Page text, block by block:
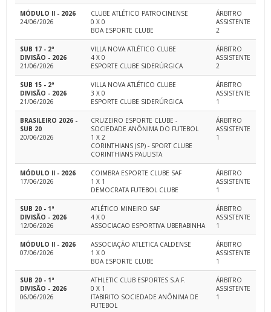
MÓDULO II - 2026
24/06/2026
CLUBE ATLÉTICO PATROCINENSE
0 X 0
BOA ESPORTE CLUBE
ÁRBITRO
ASSISTENTE
2
SUB 17 - 2ª
DIVISÃO - 2026
21/06/2026
VILLA NOVA ATLÉTICO CLUBE
4 X 0
ESPORTE CLUBE SIDERÚRGICA
ÁRBITRO
ASSISTENTE
2
SUB 15 - 2ª
DIVISÃO - 2026
21/06/2026
VILLA NOVA ATLÉTICO CLUBE
3 X 0
ESPORTE CLUBE SIDERÚRGICA
ÁRBITRO
ASSISTENTE
1
BRASILEIRO 2026 -
SUB 20
20/06/2026
CRUZEIRO ESPORTE CLUBE -
SOCIEDADE ANÔNIMA DO FUTEBOL
1 X 2
CORINTHIANS (SP) - SPORT CLUBE
CORINTHIANS PAULISTA
ÁRBITRO
ASSISTENTE
1
MÓDULO II - 2026
17/06/2026
COIMBRA ESPORTE CLUBE SAF
1 X 1
DEMOCRATA FUTEBOL CLUBE
ÁRBITRO
ASSISTENTE
1
SUB 20 - 1ª
DIVISÃO - 2026
12/06/2026
ATLÉTICO MINEIRO SAF
4 X 0
ASSOCIACAO ESPORTIVA UBERABINHA
ÁRBITRO
ASSISTENTE
1
MÓDULO II - 2026
07/06/2026
ASSOCIAÇÃO ATLETICA CALDENSE
1 X 0
BOA ESPORTE CLUBE
ÁRBITRO
ASSISTENTE
1
SUB 20 - 1ª
DIVISÃO - 2026
06/06/2026
ATHLETIC CLUB ESPORTES S.A.F.
0 X 1
ITABIRITO SOCIEDADE ANÔNIMA DE
FUTEBOL
ÁRBITRO
ASSISTENTE
1